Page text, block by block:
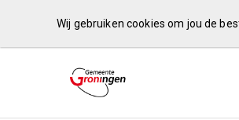
Wij gebruiken cookies om jou de